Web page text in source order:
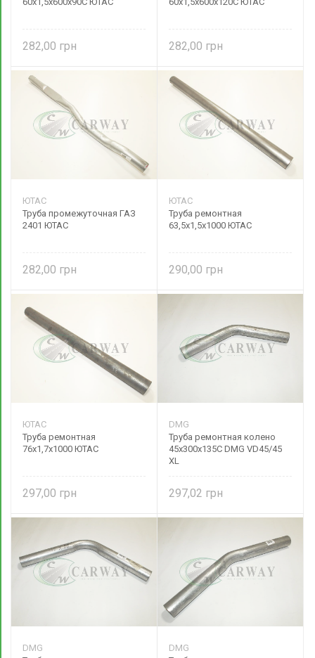
282,00 282,00
ЮТАС
Труба промежуточная ГАЗ
2401 ЮТАС
282,00
ЮТАС
Труба ремонтная
63,5х1,5х1000 ЮТАС
290,00
ЮТАС
Труба ремонтная
76х1,7х1000 ЮТАС
297,00
DMG
Труба ремонтная колено
45х300х135С DMG VD45/45
XL
297,02
DMG
DMG